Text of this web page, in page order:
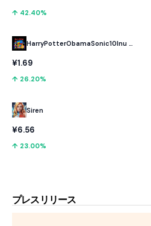
↑ 42.40%
HarryPotterObamaSonic10Inu (ETH)
¥1.69
↑ 26.20%
Siren
¥6.56
↑ 23.00%
プレスリリース